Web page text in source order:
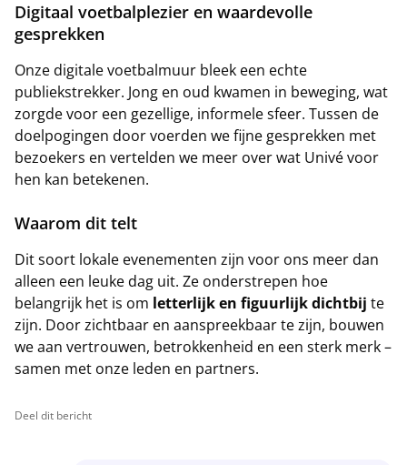
Digitaal voetbalplezier en waardevolle
gesprekken
Onze digitale voetbalmuur bleek een echte
publiekstrekker. Jong en oud kwamen in beweging, wat
zorgde voor een gezellige, informele sfeer. Tussen de
doelpogingen door voerden we fijne gesprekken met
bezoekers en vertelden we meer over wat Univé voor
hen kan betekenen.
Waarom dit telt
Dit soort lokale evenementen zijn voor ons meer dan
alleen een leuke dag uit. Ze onderstrepen hoe
belangrijk het is om letterlijk en figuurlijk dichtbij te
zijn. Door zichtbaar en aanspreekbaar te zijn, bouwen
we aan vertrouwen, betrokkenheid en een sterk merk –
samen met onze leden en partners.
Deel dit bericht